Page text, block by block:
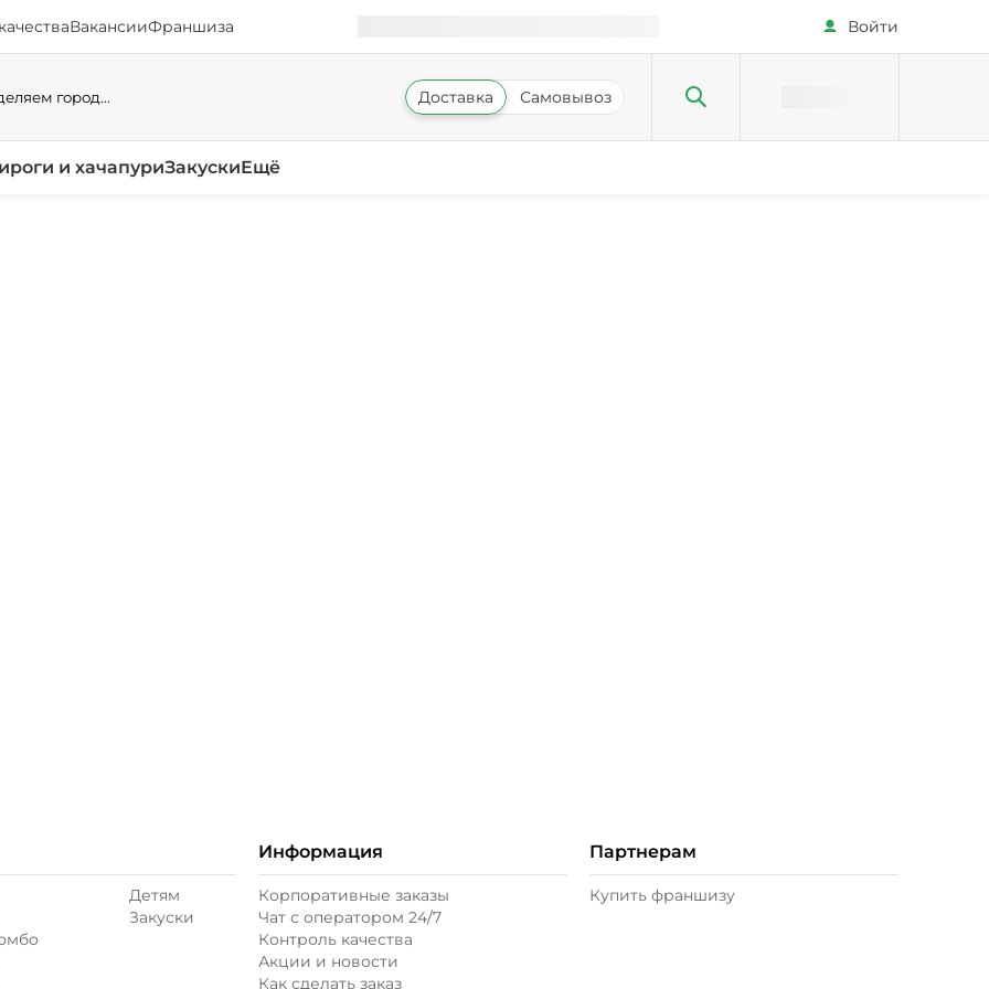
ВакансииФраншиза Войти
город... Доставка Самовывоз
и хачапуриЗакускиЕщё
Детям
Закуски
Информация
Корпоративные заказы
Чат с оператором 24/7
Контроль качества
Акции и новости
Как сделать заказ
Партнерам
Купить франшизу